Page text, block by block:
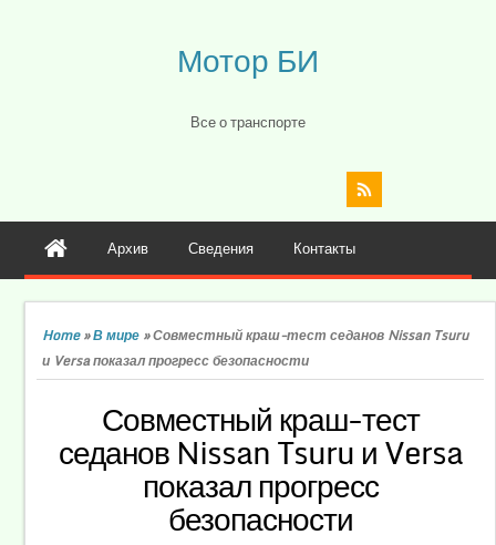
Мотор БИ
Все о транспорте
Архив Сведения Контакты
Home»В мире »Совместный краш-тест седанов Nissan Tsuru
и Versa показал прогресс безопасности
Совместный краш-тест
седанов Nissan Tsuru и Versa
показал прогресс
безопасности